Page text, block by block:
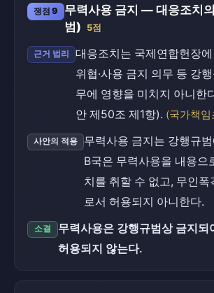
쟁점 9
무력사용 금지 — 대응조치
범) 5점
근거 법리
대응조치는 국제연합헌장
위협·사용 금지 의무 등 강
무에 영향을 미치지 아니한
안 제50조 제1항). (국가책
사안의 적용
무력사용 금지는 강행규
B국은 무력사용을 내용으
치를 취할 수 없고, 무인폭
로서 허용되지 아니한다.
소결
무력사용은 강행규범상 금지되
허용되지 않는다.